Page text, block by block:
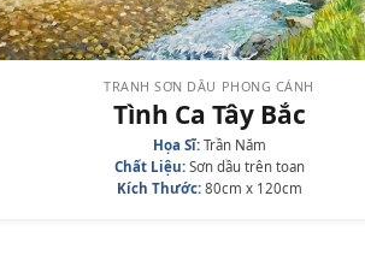
TRANH SƠN DẦU PHONG CẢNH
Tình Ca Tây Bắc
Họa Sĩ:Trần Năm
Chất Liệu:Sơn dầu trên toan
Kích Thước:80cm x 120cm